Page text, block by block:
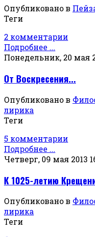
Опубликовано в
Теги
2 комментарии
Подробнее ...
Понедельник, 20 мая
От Воскресения...
Опубликовано в
лирика
Теги
5 комментарии
Подробнее ...
Четверг, 09 мая 2013
К 1025-летию
Опубликовано в
лирика
Теги